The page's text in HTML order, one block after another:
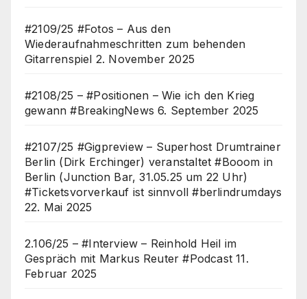
#2109/25 #Fotos – Aus den
Wiederaufnahmeschritten zum behenden
Gitarrenspiel 2. November 2025
#2108/25 – #Positionen – Wie ich den Krieg
gewann #BreakingNews 6. September 2025
#2107/25 #Gigpreview – Superhost Drumtrainer
Berlin (Dirk Erchinger) veranstaltet #Booom in
Berlin (Junction Bar, 31.05.25 um 22 Uhr)
#Ticketsvorverkauf ist sinnvoll #berlindrumdays
22. Mai 2025
2.106/25 – #Interview – Reinhold Heil im
Gespräch mit Markus Reuter #Podcast 11.
Februar 2025